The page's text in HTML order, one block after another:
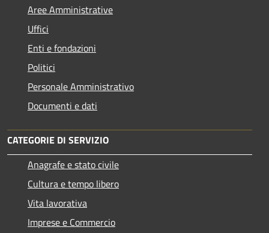
Aree Amministrative
Uffici
Enti e fondazioni
Politici
Personale Amministrativo
Documenti e dati
CATEGORIE DI SERVIZIO
Anagrafe e stato civile
Cultura e tempo libero
Vita lavorativa
Imprese e Commercio